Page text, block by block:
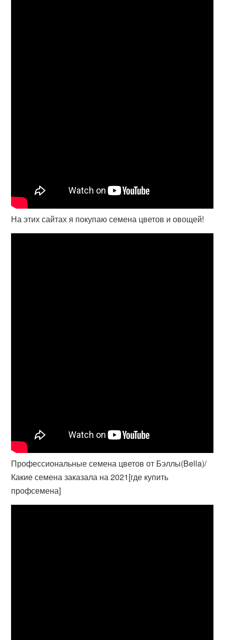
На этих сайтах я покупаю семена цветов и овощей!
Профессиональные семена цветов от Бэллы(Bella)/
Какие семена заказала на 2021[где купить
профсемена]